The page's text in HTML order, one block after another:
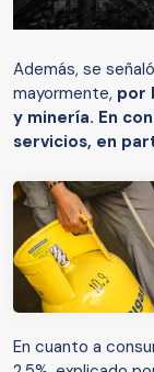
Además, se
mayormente, por
y minería. En
servicios, en
En cuanto a